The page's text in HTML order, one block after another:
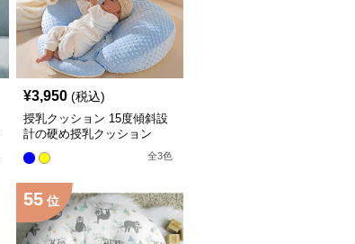
¥3,950 (税込)
授乳クッション 15度傾斜設
計の硬め授乳クッション
全3色
55 位